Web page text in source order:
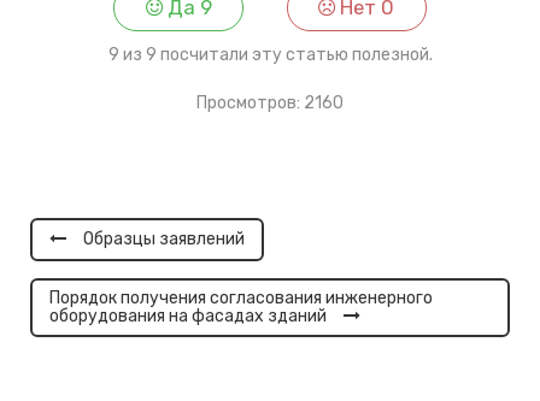
Да 9 Нет 0
9 из 9 посчитали эту статью полезной.
Просмотров: 2160
записям
Образцы заявлений
Порядок получения согласования инженерного
оборудования на фасадах зданий